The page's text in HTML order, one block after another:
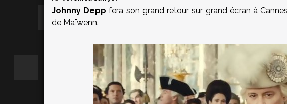
Johnny Depp fera son grand retour sur grand écran à
de Maïwenn.